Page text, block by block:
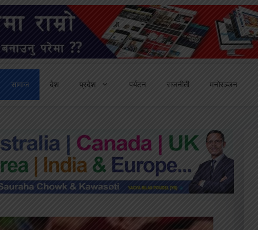
सामाज देश प्रदेश पर्यटन राजनीती मनोरञ्जन